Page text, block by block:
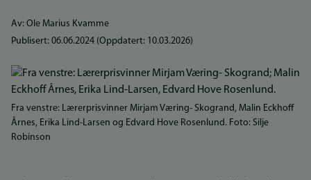
Av: Ole Marius Kvamme
Publisert: 06.06.2024 (Oppdatert: 10.03.2026)
Fra venstre: Lærerprisvinner Mirjam Væring- Skogrand, Malin Eckhoff
Årnes, Erika Lind-Larsen og Edvard Hove Rosenlund. Foto: Silje
Robinson